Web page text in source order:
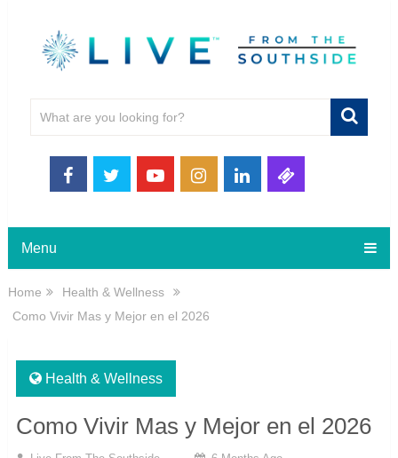
Menu
Home
Health & Wellness
Como Vivir Mas y Mejor en el 2026
Health & Wellness
Como Vivir Mas y Mejor en el 2026